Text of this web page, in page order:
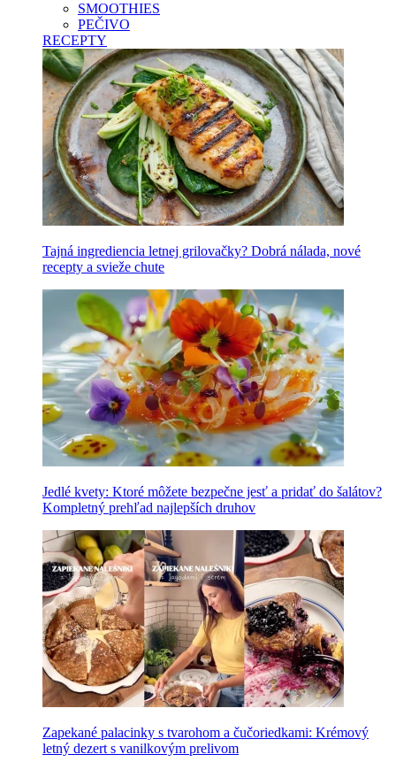
SMOOTHIES
PEČIVO
RECEPTY
Tajná ingrediencia letnej grilovačky? Dobrá nálada, nové
recepty a svieže chute
Jedlé kvety: Ktoré môžete bezpečne jesť a pridať do šalátov?
Kompletný prehľad najlepších druhov
Zapekané palacinky s tvarohom a čučoriedkami: Krémový
letný dezert s vanilkovým prelivom